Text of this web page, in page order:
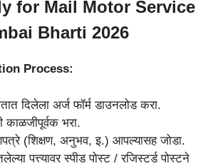
for Mail Motor Service
Bharti 2026
Process:
दिलेला अर्ज फॉर्म डाउनलोड करा.
काळजीपूर्वक भरा.
(शिक्षण, अनुभव, इ.) आपल्यासह जोडा.
पत्त्यावर स्पीड पोस्ट / रजिस्टर्ड पोस्टने